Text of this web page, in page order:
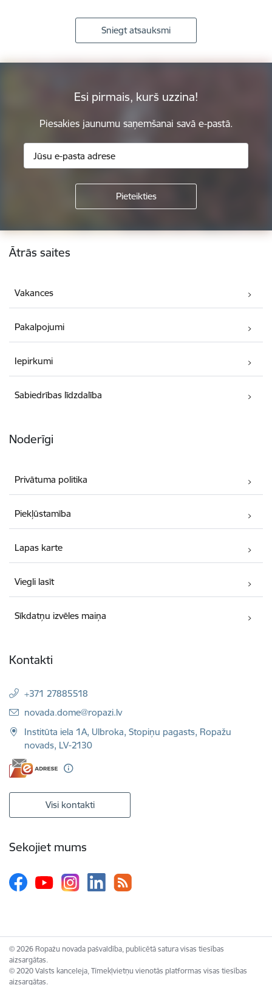
Sniegt atsauksmi
Esi pirmais, kurš uzzina!
Piesakies jaunumu saņemšanai savā e-pastā.
Kājene
Ātrās saites
Vakances
Pakalpojumi
Iepirkumi
Sabiedrības līdzdalība
Noderīgi
Privātuma politika
Piekļūstamība
Lapas karte
Viegli lasīt
Sīkdatņu izvēles maiņa
Kontakti
+371 27885518
E-pasts:
novada.dome@ropazi.lv
Institūta iela 1A, Ulbroka, Stopiņu pagasts, Ropažu
novads, LV-2130
Visi kontakti
Sekojiet mums
© 2026 Ropažu novada pašvaldība, publicētā satura visas tiesības
aizsargātas.
© 2020 Valsts kanceleja, Tīmekļvietņu vienotās platformas visas tiesības
aizsargātas.